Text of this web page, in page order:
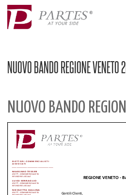
NUOVO BANDO REGIONE VENETO
NUOVO BANDO